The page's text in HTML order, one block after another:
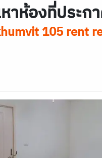
ห้องที่ประก
105 rent